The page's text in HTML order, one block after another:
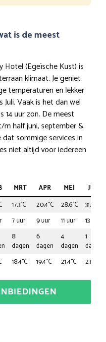
is de meest
Hotel (Egeïsche Kust) is
klimaat. Je geniet
temperaturen en lekker
Vaak is het dan wel
14 uur zon. De meest
half juni, september &
sommige services in
niet altijd voor iedereen
MRT APR MEI
JUN
17,3°C 20,4°C 28,6°C
31,6°C
7 uur 9 uur 11 uur
13 uur
8
dagen
6
dagen
4
dagen
1
dagen
18,4°C 19,4°C 21,4°C 23,5°C